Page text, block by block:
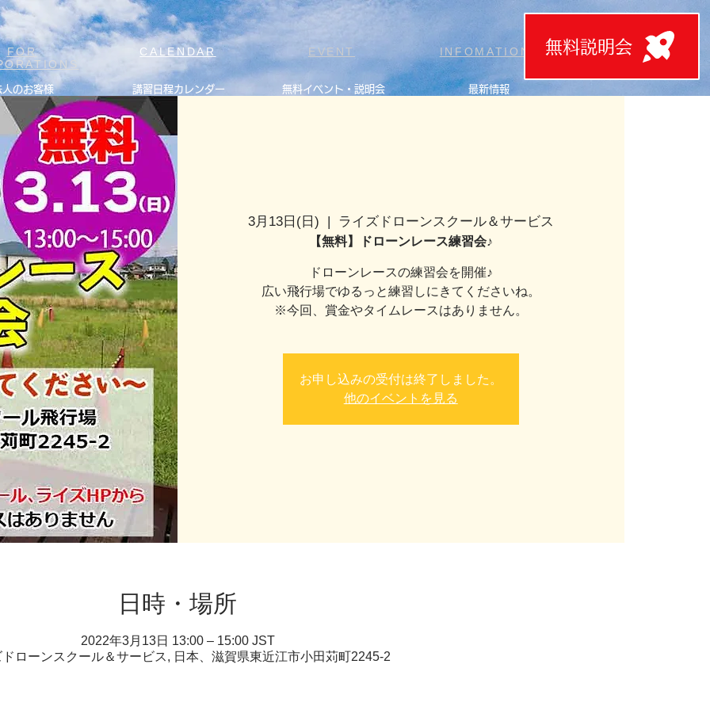
無料説明会
FOR
CALENDAR EVENT INFOMATION
人のお客様 講習日程カレンダー 無料イベント・説明会 最新情報
3月13日(日) ライズドローンスクール＆サービス
【無料】ドローンレース練習会♪
ドローンレースの練習会を開催♪
広い飛行場でゆるっと練習しにきてくださいね。
※今回、賞金やタイムレースはありません。
お申し込みの受付は終了しました。
他のイベントを見る
日時・場所
2022年3月13日 13:00 – 15:00 JST
ローンスクール＆サービス, 日本、滋賀県東近江市小田苅町2245-2